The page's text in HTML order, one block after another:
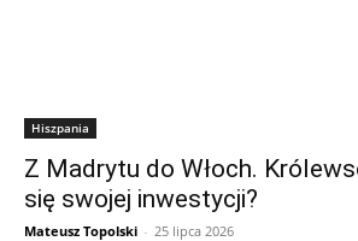
Hiszpania
Z Madrytu do Włoch.
się swojej inwestycji?
Mateusz Topolski - 25 lipca 2026